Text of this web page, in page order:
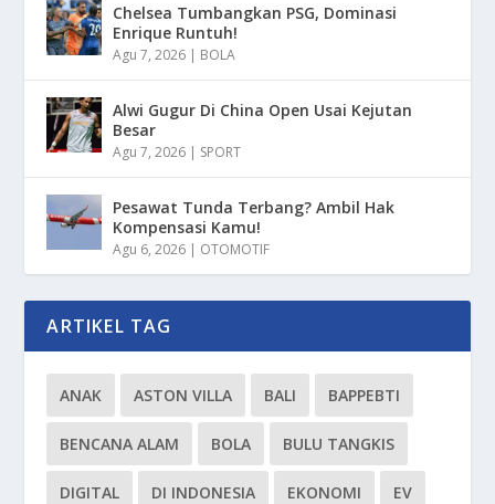
Chelsea Tumbangkan PSG, Dominasi
Enrique Runtuh!
Agu 7, 2026 | BOLA
Alwi Gugur Di China Open Usai Kejutan
Besar
Agu 7, 2026 | SPORT
Pesawat Tunda Terbang? Ambil Hak
Kompensasi Kamu!
Agu 6, 2026 | OTOMOTIF
ARTIKEL TAG
ANAK ASTON VILLA BALI BAPPEBTI
BENCANA ALAM BOLA BULU TANGKIS
DIGITAL DI INDONESIA EKONOMI EV